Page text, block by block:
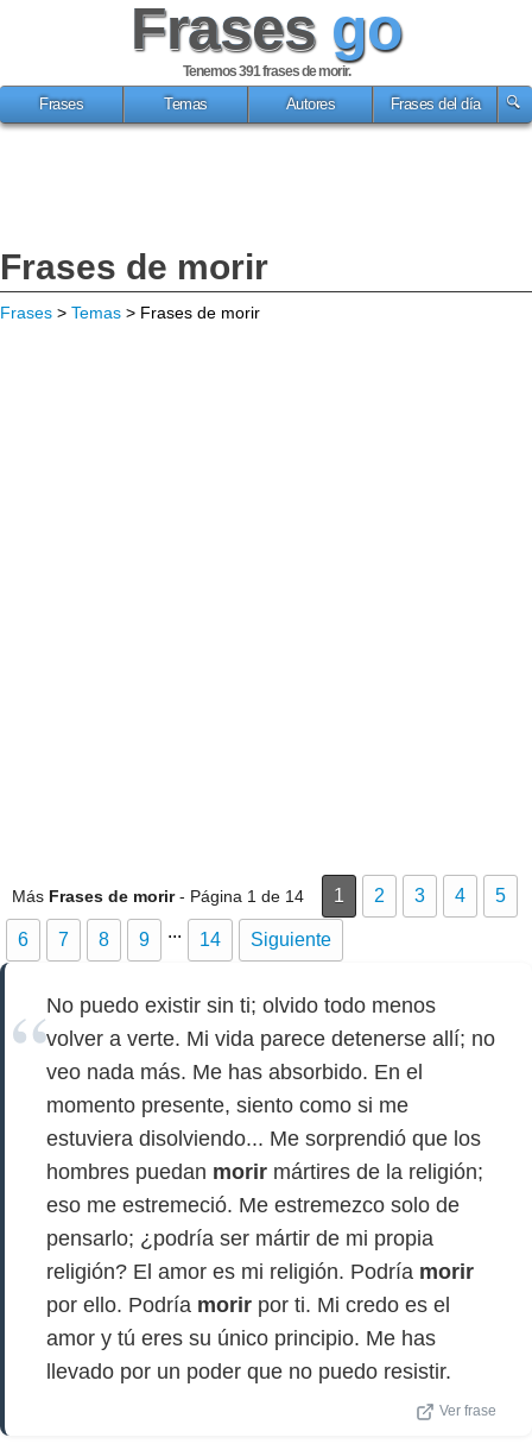
Frases go
Tenemos 391frases de morir.
Frases
Temas Autores Frases del día
Frases de morir
Frases > Temas > Frases de morir
Más Frases de morir- Página 1 de 14 1 2 3 4 5
6 7 8 9 ... 14 Siguiente
No puedo existir sin ti; olvido todo menos
volver a verte. Mi vida parece detenerse allí; no
veo nada más. Me has absorbido. En el
momento presente, siento como si me
estuviera disolviendo... Me sorprendió que los
hombres puedan morir mártires de la religión;
eso me estremeció. Me estremezco solo de
pensarlo; ¿podría ser mártir de mi propia
religión? El amor es mi religión. Podría morir
por ello. Podría morir por ti. Mi credo es el
amor y tú eres su único principio. Me has
llevado por un poder que no puedo resistir.
Ver frase